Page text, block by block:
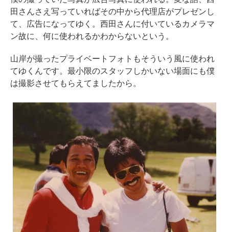
田さんさえ写っていればその中から代理店がプレゼンし
て、広告になってゆく。西田さんに付いているカメラマ
ン故に、何に使われるかわからないという。
山岸が撮ったプライベートフォトもそういう風に使われ
てゆくんです。最小限のスタッフしかいない場面にも僕
は撮影させてもらえてましたから。